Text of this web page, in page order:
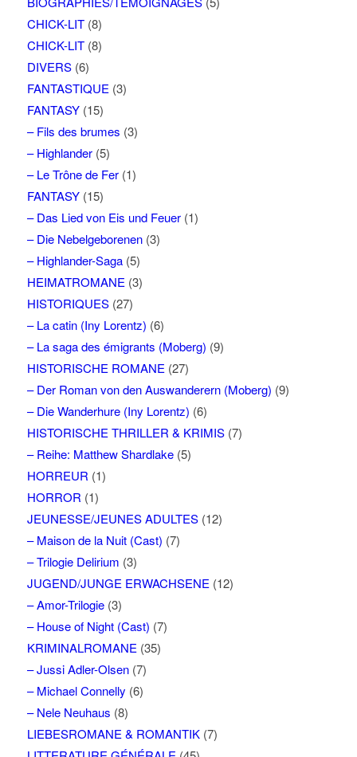
CHICK-LIT(8)
CHICK-LIT(8)
DIVERS(6)
FANTASTIQUE (3)
FANTASY(15)
– Fils des brumes (3)
– Highlander(5)
– Le Trône de Fer(1)
FANTASY(15)
– Das Lied von Eis und Feuer(1)
– Die Nebelgeborenen(3)
– Highlander-Saga(5)
HEIMATROMANE (3)
HISTORIQUES(27)
– La catin (Iny Lorentz) (6)
– La saga des émigrants (Moberg) (9)
HISTORISCHE ROMANE (27)
– Der Roman von den Auswanderern (Moberg) (9)
– Die Wanderhure (Iny Lorentz) (6)
HISTORISCHE THRILLER & KRIMIS(7)
– Reihe: Matthew Shardlake(5)
HORREUR (1)
HORROR (1)
JEUNESSE/JEUNES ADULTES(12)
– Maison de la Nuit (Cast) (7)
– Trilogie Delirium (3)
JUGEND/JUNGE ERWACHSENE (12)
– Amor-Trilogie(3)
– House of Night (Cast) (7)
KRIMINALROMANE (35)
– Jussi Adler-Olsen(7)
– Michael Connelly (6)
– Nele Neuhaus (8)
LIEBESROMANE & ROMANTIK(7)